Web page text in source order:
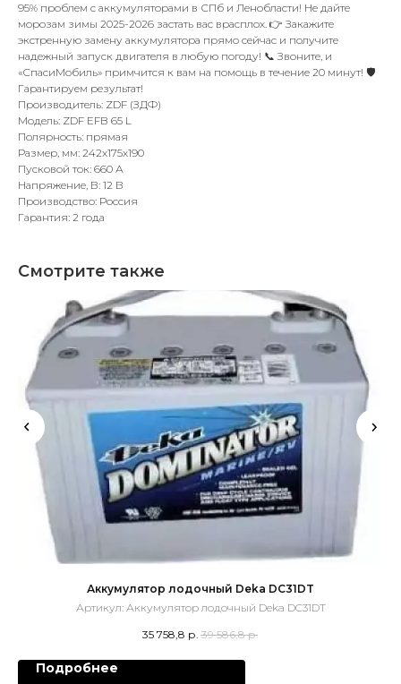
95% проблем с аккумуляторами в СПб и Ленобласти! Не дайте
морозам зимы 2025-2026 застать вас врасплох. 👉 Закажите
экстренную замену аккумулятора прямо сейчас и получите
надежный запуск двигателя в любую погоду! 📞 Звоните, и
«СпасиМобиль» примчится к вам на помощь в течение 20 минут! 🛡️
Гарантируем результат!
Производитель: ZDF (ЗДФ)
Модель: ZDF EFB 65 L
Полярность: прямая
Размер, мм: 242x175x190
Пусковой ток: 660 А
Напряжение, В: 12 В
Производство: Россия
Гарантия: 2 года
Смотрите также
Аккумулятор лодочный Deka DC31DT
Артикул: Аккумулятор лодочный Deka DC31DT
35 758,8 р. 39 586,8 р.
Подробнее